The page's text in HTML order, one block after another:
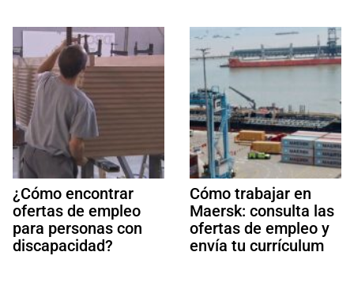
¿Cómo encontrar
ofertas de empleo
para personas con
discapacidad?
Cómo trabajar en
Maersk: consulta las
ofertas de empleo y
envía tu currículum